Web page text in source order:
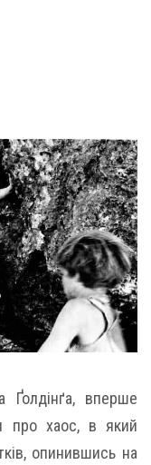
Ґолдінґа, вперше
про хаос, в який
опинившись на